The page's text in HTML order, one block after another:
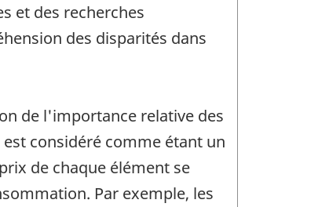
et des recherches
des disparités dans
de l'importance relative des
considéré comme étant un
de chaque élément se
Par exemple, les